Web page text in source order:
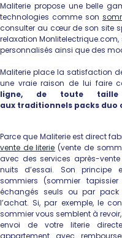
Maliterie propose unebelle
technologies comme son
consulter au cœur de sonsite
relaxationMonlitelectrique.com,
personnalisés ainsi que des
Maliterie place la satisfaction
une vraie raison de lui faire
ligne, de toute taille
aux traditionnels packs duo
Parce que Maliterie est direct
vente de literie (vente de
avec des services après-
nuits d’essai. Son principe
sommiers (sommier tapissier
échangés seuls ou par
l’achat. Si, par exemple, le
sommier vous semblent à
envoi de votre literie
appartement avec